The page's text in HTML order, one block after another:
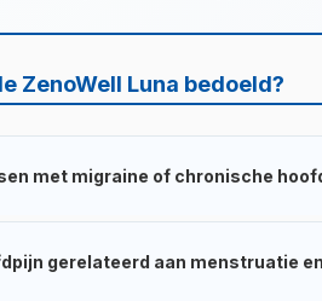
ZenoWell Luna bedoeld?
met migraine of chronische
als aanvullende optie worden
positief beïnvloeden. Het effect is
gerelateerd aan menstruatie